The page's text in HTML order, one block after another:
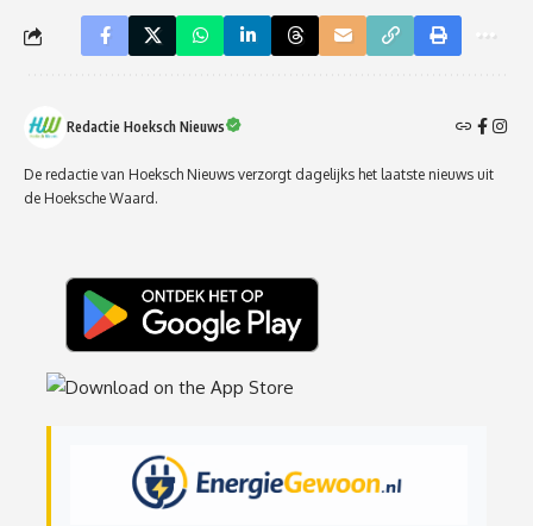
Redactie Hoeksch Nieuws
De redactie van Hoeksch Nieuws verzorgt dagelijks het laatste nieuws uit
de Hoeksche Waard.